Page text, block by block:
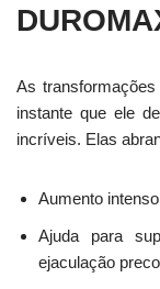
As
instante que ele
incríveis. Elas
Aumento
Ajuda para
ejaculação